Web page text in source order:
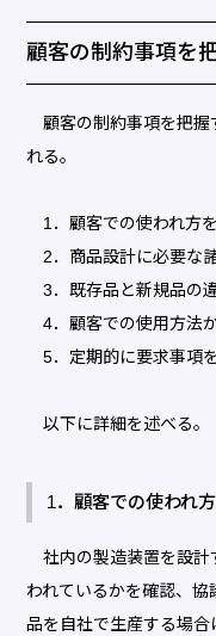
顧客の制約事項を
顧客の制約事項を把握
れる。
1．顧客での使われ方
2．商品設計に必要な
3．既存品と新規品の
4．顧客での使用方法
5．定期的に要求事項
以下に詳細を述べる。
1．顧客での使われ
社内の製造装置を設計
われているかを確認、
品を自社で生産する場